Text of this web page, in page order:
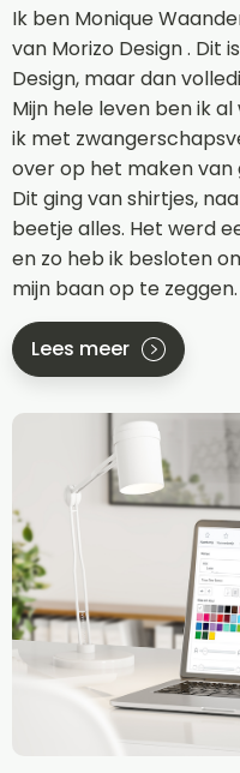
Ik ben Monique
van Morizo Design . Dit
Design, maar dan
Mijn hele leven ben ik
ik met
over op het maken
Dit ging van shirtjes,
beetje alles. Het werd
en zo heb ik besloten
mijn baan op te zeggen.
Lees meer